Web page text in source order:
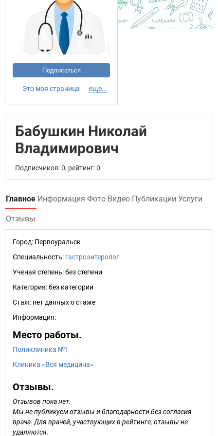
Подписаться
Это моя страница еще...
Бабушкин Николай
Владимирович
Подписчиков: 0, рейтинг: 0
Главное Информация Фото Видео Публикации Услуги
Отзывы
Город: Первоуральск
Специальность: гастроэнтеролог
Ученая степень:без степени
Категория:без категории
Стаж: нет данных о стаже
Информация:
Место работы.
Поликлиника №1
Клиника «Вся медицина»
Отзывы.
Отзывов пока нет.
Мы не публикуем отзывы и благодарности без согласия
врача. Для врачей, участвующих в рейтинге, отзывы не
удаляются.